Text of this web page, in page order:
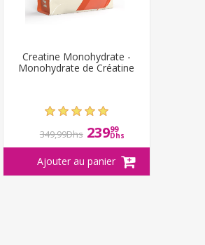
Creatine Monohydrate -
Monohydrate de Créatine
349,99Dhs 23999
Dhs